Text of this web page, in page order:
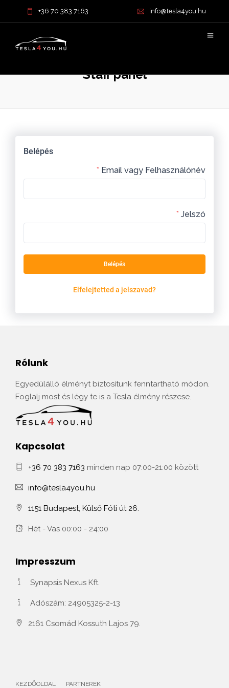
+36 70 383 7163 info@tesla4you.hu
Staff panel
Belépés
Email vagy Felhasználónév
Jelszó
Belépés
Elfelejtetted a jelszavad?
Rólunk
Egyedülálló élményt biztosítunk fenntartható módon.
Foglalj most és légy te is a Tesla élmény részese.
Kapcsolat
+36 70 383 7163 minden nap 07:00-21:00 között
info@tesla4you.hu
1151 Budapest, Külső Fóti út 26.
Hét - Vas 00:00 - 24:00
Impresszum
Synapsis Nexus Kft.
Adószám: 24905325-2-13
2161 Csomád Kossuth Lajos 79.
KEZDŐOLDAL PARTNEREK